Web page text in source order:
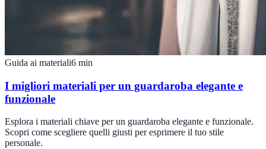
Guida ai materiali6 min
I migliori materiali per un guardaroba elegante e
funzionale
Esplora i materiali chiave per un guardaroba elegante e funzionale.
Scopri come scegliere quelli giusti per esprimere il tuo stile
personale.